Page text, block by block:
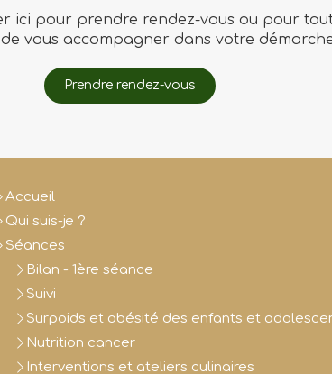
ici pour prendre rendez-vous ou pour
vous accompagner dans votre
Prendre rendez-vous
Accueil
Qui suis-je ?
Séances
Bilan - 1ère séance
Suivi
Surpoids et obésité des enfants et
Nutrition cancer
Interventions et ateliers culinaires